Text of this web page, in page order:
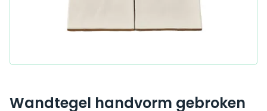
Wandtegel handvorm gebroken